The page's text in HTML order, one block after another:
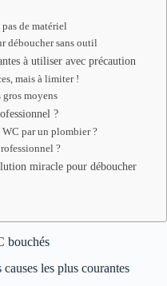
de matériel
déboucher sans outil
à utiliser avec précaution
mais à limiter !
gros moyens
?
par un plombier ?
?
miracle pour déboucher
bouchés
les plus courantes